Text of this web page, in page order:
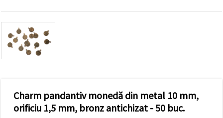
afișa
conținut și
reclame
mai
relevante,
analiză și
marketing.
Charm pandantiv monedă din metal 10 mm,
orificiu 1,5 mm, bronz antichizat - 50 buc.